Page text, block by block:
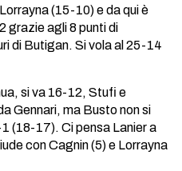
(15-10) e da qui è
grazie agli 8 punti di
di Butigan. Si vola al 25-14
si va 16-12, Stufi e
Gennari, ma Busto non si
(18-17). Ci pensa Lanier a
con Cagnin (5) e Lorrayna